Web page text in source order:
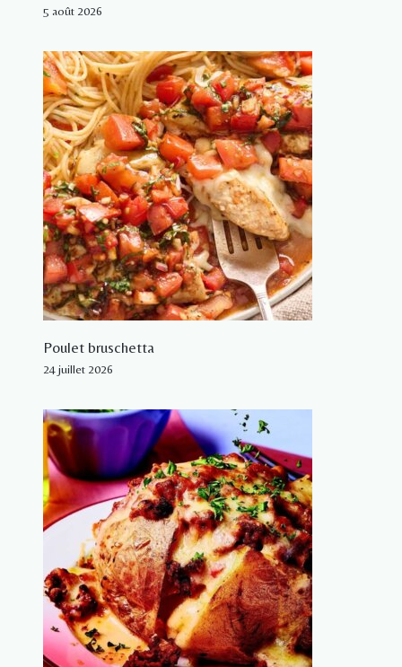
5 août 2026
Poulet bruschetta
24 juillet 2026